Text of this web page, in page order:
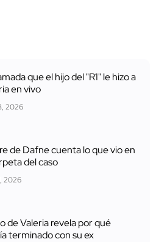
que el hijo del "R1" le hizo a
en vivo
2026
de Dafne cuenta lo que vio en
del caso
2026
de Valeria revela por qué
terminado con su ex